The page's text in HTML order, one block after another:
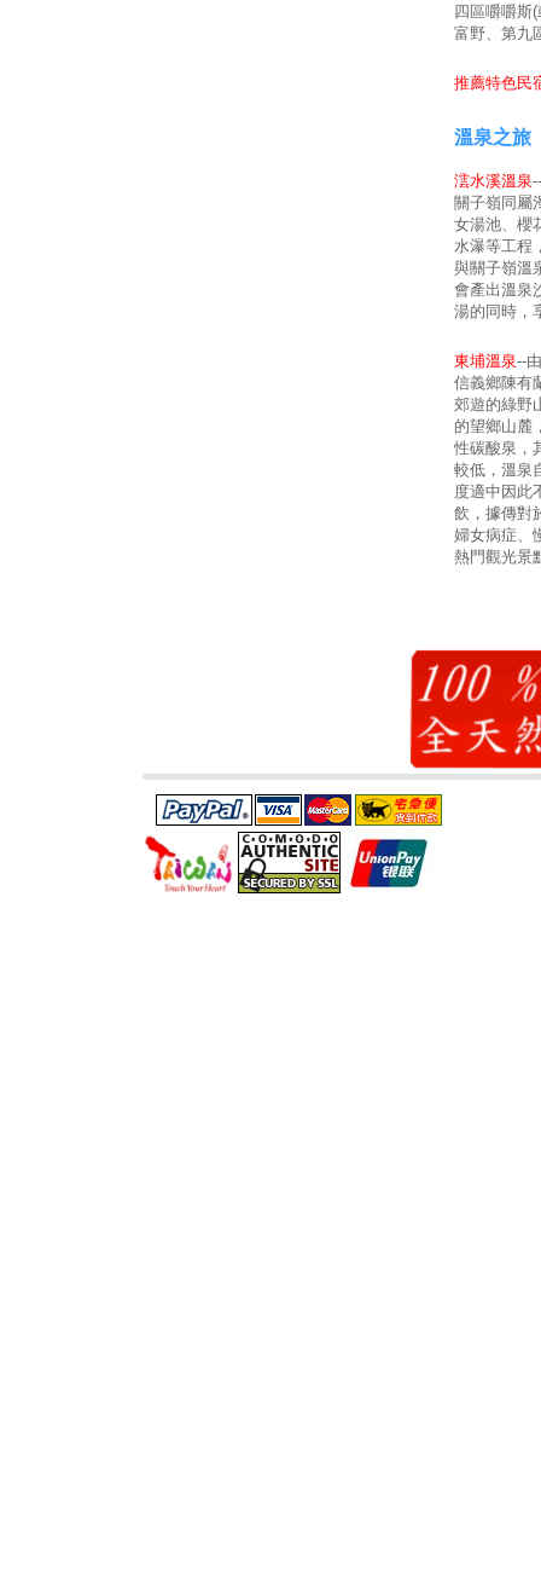
四區嚼嚼斯
富野、第九
推薦特色民
溫泉之旅
澐水溪溫泉
關子嶺同屬
女湯池、櫻
水瀑等工程
與關子嶺溫
會產出溫泉
湯的同時，
東埔溫泉--
信義鄉陳有
郊遊的綠野
的望鄉山麓
性碳酸泉，
較低，溫泉
度適中因此
飲，據傳對
婦女病症、
熱門觀光景